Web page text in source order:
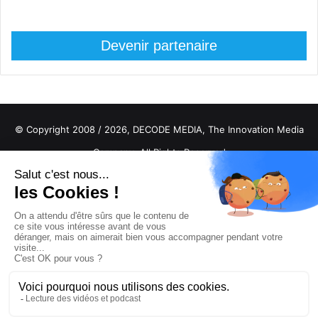
Devenir partenaire
© Copyright 2008 / 2026, DECODE MEDIA, The Innovation Media
Company.All Rights Reserved